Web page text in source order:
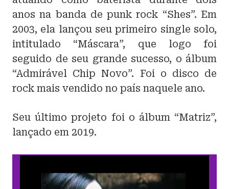
anos na banda de punk rock “Shes”. Em
2003, ela lançou seu primeiro single solo,
intitulado “Máscara”, que logo foi
seguido de seu grande sucesso, o álbum
“Admirável Chip Novo”. Foi o disco de
rock mais vendido no país naquele ano.
Seu último projeto foi o álbum “Matriz”,
lançado em 2019.